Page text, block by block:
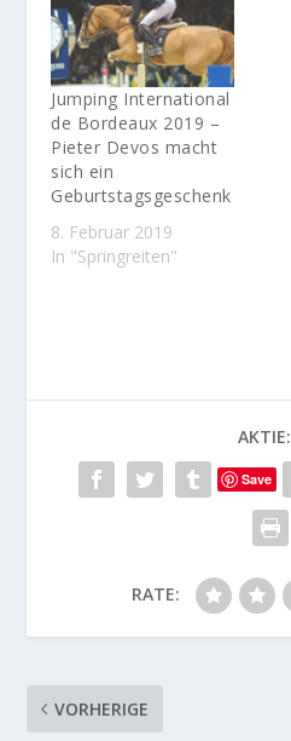
Jumping International
de Bordeaux 2019 –
Pieter Devos macht
sich ein
Geburtstagsgeschenk
8. Februar 2019
In "Springreiten"
AKTIE:
Save
RATE:
VORHERIGE